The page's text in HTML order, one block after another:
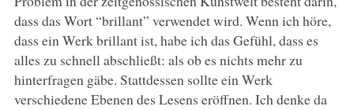
dass das Wort “brillant” verwendet wird. Wenn ich höre,
dass ein Werk brillant ist, habe ich das Gefühl, dass es
alles zu schnell abschließt: als ob es nichts mehr zu
hinterfragen gäbe. Stattdessen sollte ein Werk
verschiedene Ebenen des Lesens eröffnen. Ich denke da